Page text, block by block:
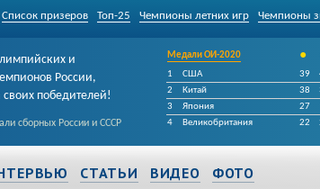
Список призеров Топ-25 Чемпионы летних игр Чемпионы
и
России,
своих победителей!
сборных России и СССР
Медали ОИ-2020 •
1
США 39
2
Китай 38
3
Япония 27
4
Великобритания 22
СТАТЬИ ВИДЕО ФОТО